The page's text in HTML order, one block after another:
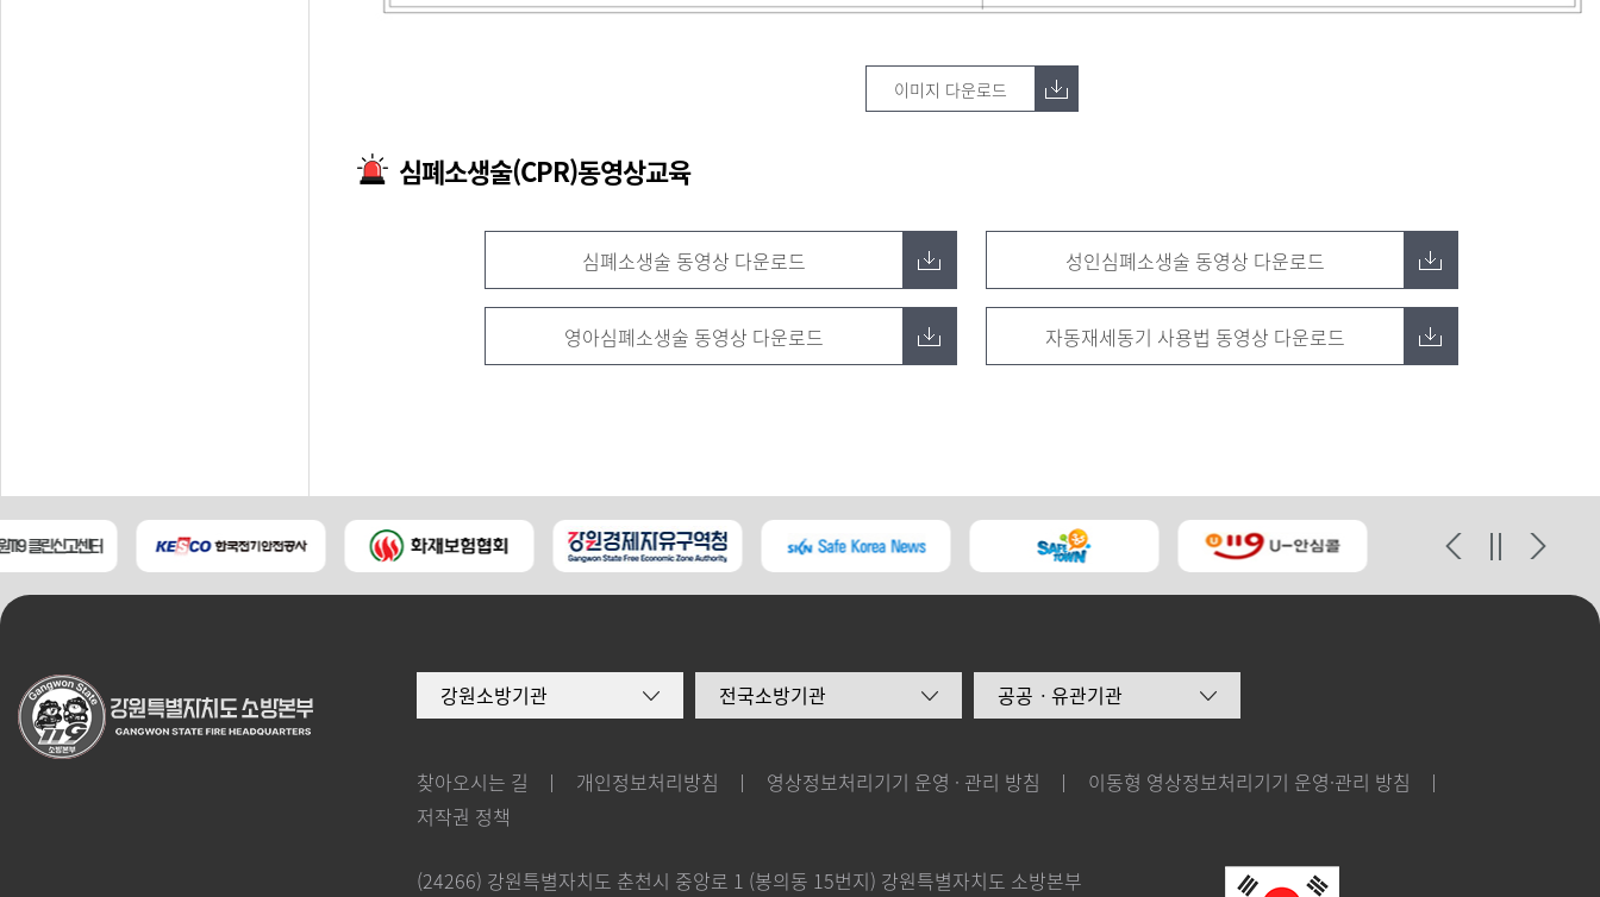
이미지 다운로드
심폐소생술(CPR)동영상교육
심폐소생술 동영상 다운로드 성인심폐소생술 동영상 다운로드
영아심폐소생술 동영상 다운로드 자동재세동기 사용법 동영상 다운로드
강원소방기관 전국소방기관 공공ㆍ유관기관
찾아오시는 길 개인정보처리방침 영상정보처리기기 운영 · 관리 방침
이동형 영상정보처리기기 운영·관리 방침
저작권 정책
(24266) 강원특별자치도 춘천시 중앙로 1 (봉의동 15번지) 강원특별자치도 소방본부